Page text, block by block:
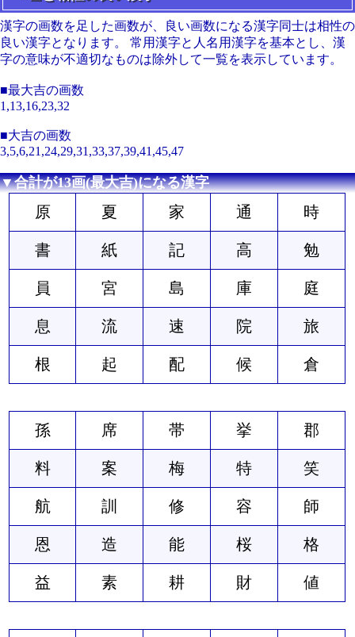
漢字の画数を足した画数が、良い画数になる漢字同士は相性の
良い漢字となります。 常用漢字と人名用漢字を基本とし、漢
字の意味が不適切なものは除外して一覧を表示しています。
■最大吉の画数
1,13,16,23,32
■大吉の画数
3,5,6,21,24,29,31,33,37,39,41,45,47
▼合計が13画(最大吉)になる漢字
原 夏 家 通 時
書 紙 記 高 勉
員 宮 島 庫 庭
息 流 速 院 旅
根 起 配 候 倉
孫 席 帯 挙 郡
料 案 梅 特 笑
航 訓 修 容 師
恩 造 能 桜 格
益 素 耕 財 値